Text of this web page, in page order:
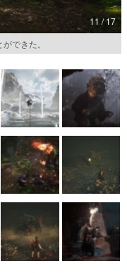
11 / 17
できた。